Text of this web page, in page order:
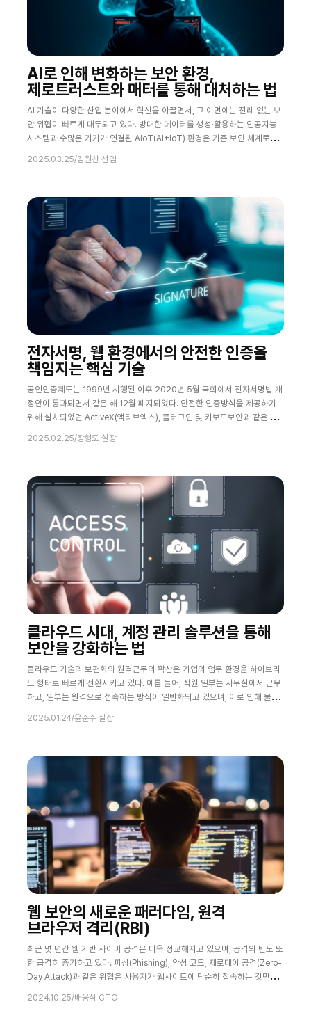
AI로 인해 변화하는 보안 환경,
제로트러스트와 매터를 통해 대처하는 법
AI 기술이 다양한 산업 분야에서 혁신을 이끌면서, 그 이면에는 전례 없는 보
안 위협이 빠르게 대두되고 있다. 방대한 데이터를 생성·활용하는 인공지능
시스템과 수많은 기기가 연결된 AIoT(AI+IoT) 환경은 기존 보안 체계로는
약점, 생성형 AI 악용 등은 AI 시대의 새로운 위협으로 떠올랐으며, 기업의 신
2025.03.25/김원찬 선임
전자서명, 웹 환경에서의 안전한 인증을
책임지는 핵심 기술
공인인증제도는 1999년 시행된 이후 2020년 5월 국회에서 전자서명법 개
정안이 통과되면서 같은 해 12월 폐지되었다. 안전한 인증방식을 제공하기
위해 설치되었던 ActiveX(액티브엑스), 플러그인 및 키보드보안과 같은 보
하는 결과를 가져왔기 때문이다. 본 칼럼에서는 웹 환경에서 사용자 인증 및
폐지는 국가의 주도하
2025.02.25/장형도 실장
클라우드 시대, 계정 관리 솔루션을 통해
보안을 강화하는 법
클라우드 기술의 보편화와 원격근무의 확산은 기업의 업무 환경을 하이브리
드 형태로 빠르게 전환시키고 있다. 예를 들어, 직원 일부는 사무실에서 근무
하고, 일부는 원격으로 접속하는 방식이 일반화되고 있으며, 이로 인해 물리
이러한 변화는 보안 체계에도 새로운 접근 방식을 요구한다. 본 칼럼에서는
중심 보안 모델은 현대의
2025.01.24/윤준수 실장
웹 보안의 새로운 패러다임, 원격
브라우저 격리(RBI)
최근 몇 년간 웹 기반 사이버 공격은 더욱 정교해지고 있으며, 공격의 빈도 또
한 급격히 증가하고 있다. 피싱(Phishing), 악성 코드, 제로데이 공격(Zero-
Day Attack)과 같은 위협은 사용자가 웹사이트에 단순히 접속하는 것만으
은 웹 브라우징 보안을 보장하기 위한 새로운 솔루션을 필요로 하고 있다. 특
2024.10.25/배웅식 CTO